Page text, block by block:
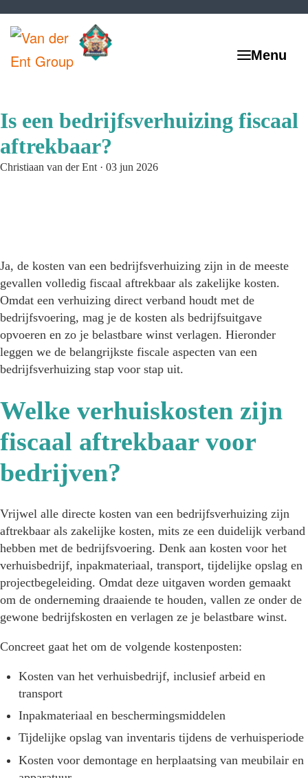
Is een bedrijfsverhuizing fiscaal
aftrekbaar?
Christiaan van der Ent· 03 jun 2026
Ja, de kosten van een bedrijfsverhuizing zijn in de meeste
gevallen volledig fiscaal aftrekbaar als zakelijke kosten.
Omdat een verhuizing direct verband houdt met de
bedrijfsvoering, mag je de kosten als bedrijfsuitgave
opvoeren en zo je belastbare winst verlagen. Hieronder
leggen we de belangrijkste fiscale aspecten van een
bedrijfsverhuizing stap voor stap uit.
Welke verhuiskosten zijn
fiscaal aftrekbaar voor
bedrijven?
Vrijwel alle directe kosten van een bedrijfsverhuizing zijn
aftrekbaar als zakelijke kosten, mits ze een duidelijk verband
hebben met de bedrijfsvoering. Denk aan kosten voor het
verhuisbedrijf, inpakmateriaal, transport, tijdelijke opslag en
projectbegeleiding. Omdat deze uitgaven worden gemaakt
om de onderneming draaiende te houden, vallen ze onder de
gewone bedrijfskosten en verlagen ze je belastbare winst.
Concreet gaat het om de volgende kostenposten:
Kosten van het verhuisbedrijf, inclusief arbeid en
transport
Inpakmateriaal en beschermingsmiddelen
Tijdelijke opslag van inventaris tijdens de verhuisperiode
Kosten voor demontage en herplaatsing van meubilair en